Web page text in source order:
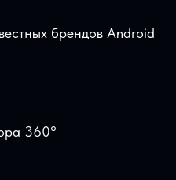
брендов Android
360°